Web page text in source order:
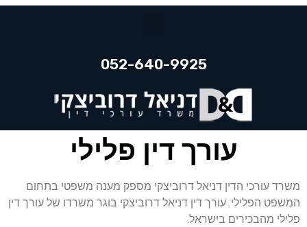
052-640-9925
עורך דין פלילי
משרד עורכי הדין דניאל דרוביצקי מספק מענה משפטי בתחום
המשפט הפלילי. עורך דין דניאל דרוביצקי בוגר משרדו של עורך דין
פלילי מהבכירים בישראל.